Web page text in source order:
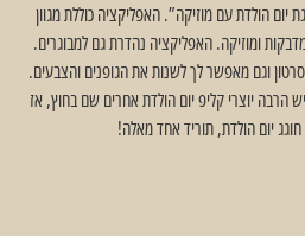
יום הולדת עם מוזיקה”. האפליקציה כוללת מגוון
ומוזיקה. האפליקציה נהדרת גם למבוגרים.
וגם מאפשר לך לשנות את הגופנים והצבעים.
הרבה יוצרי קליפ יום הולדת אחרים שם בחוץ, אז
יום הולדת, תוריד אחד מאלה!